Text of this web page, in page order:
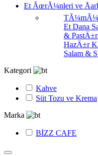
Et ÃœrÃ¼nleri ve
Et Dana
&
HazÄ±r
Salam &
Kategori
Kahve
Süt Tozu ve Krema
Marka
BİZZ CAFE